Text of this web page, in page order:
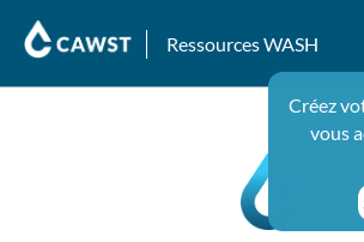
Ressources WASH
Créez
vous